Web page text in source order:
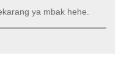
ya mbak hehe.